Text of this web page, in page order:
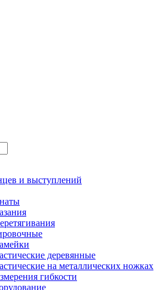
и выступлений
деревянные
на металлических ножках
гибкости